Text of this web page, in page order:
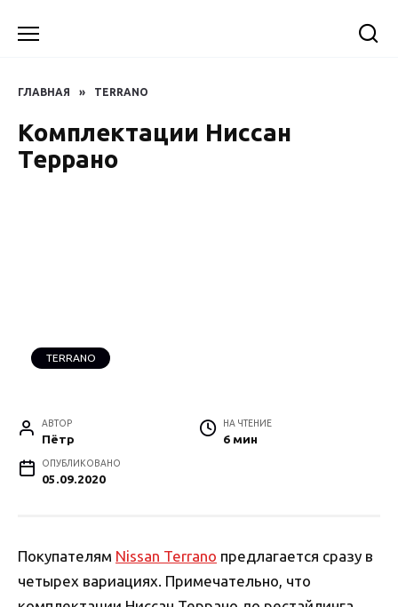
ГЛАВНАЯ » TERRANO
Комплектации Ниссан
Террано
TERRANO
АВТОР
Пётр
НА ЧТЕНИЕ
6 мин
ОПУБЛИКОВАНО
05.09.2020
Покупателям Nissan Terrano предлагается сразу в
четырех вариациях. Примечательно, что